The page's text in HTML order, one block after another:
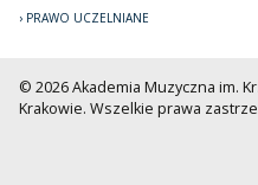
PRAWO UCZELNIANE
© 2026 Akademia Muzyczna im.
Krakowie. Wszelkie prawa